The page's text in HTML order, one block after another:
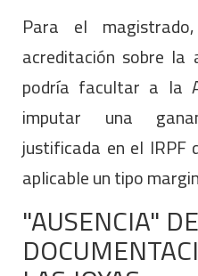
Para el
acreditación sobre la
podría facultar a la
imputar una
justificada en el IRPF
aplicable un tipo
"AUSENCIA" DE